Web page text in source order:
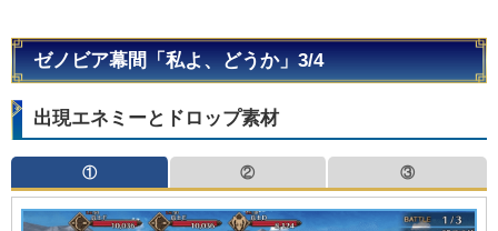
ゼノビア幕間「私よ、どうか」3/4
出現エネミーとドロップ素材
① ② ③